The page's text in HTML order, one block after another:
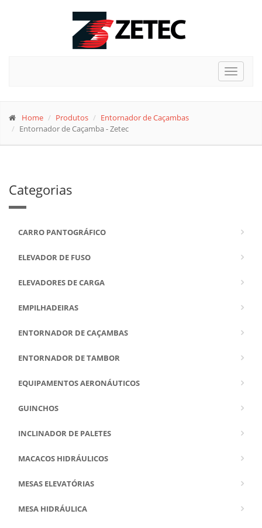
Toggle
Home Produtos
Entornador de Caçambas
Entornador de Caçamba - Zetec
Categorias
CARRO PANTOGRÁFICO
ELEVADOR DE FUSO
ELEVADORES DE CARGA
EMPILHADEIRAS
ENTORNADOR DE CAÇAMBAS
ENTORNADOR DE TAMBOR
EQUIPAMENTOS AERONÁUTICOS
GUINCHOS
INCLINADOR DE PALETES
MACACOS HIDRÁULICOS
MESAS ELEVATÓRIAS
MESA HIDRÁULICA